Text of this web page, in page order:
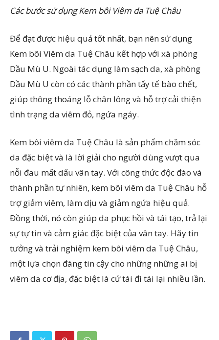
Các bước sử dụng Kem bôi Viêm da Tuệ Châu
Để đạt được hiệu quả tốt nhất, bạn nên sử dụng
Kem bôi Viêm da Tuệ Châu kết hợp với xà phòng
Dầu Mù U. Ngoài tác dụng làm sạch da, xà phòng
Dầu Mù U còn có các thành phần tẩy tế bào chết,
giúp thông thoáng lỗ chân lông và hỗ trợ cải thiện
tình trạng da viêm đỏ, ngứa ngáy.
Kem bôi viêm da Tuệ Châu là sản phẩm chăm sóc
da đặc biệt và là lời giải cho người dùng vượt qua
nỗi đau mất dấu vân tay. Với công thức độc đáo và
thành phần tự nhiên, kem bôi viêm da Tuệ Châu hỗ
trợ giảm viêm, làm dịu và giảm ngứa hiệu quả.
Đồng thời, nó còn giúp da phục hồi và tái tạo, trả lại
sự tự tin và cảm giác đặc biệt của vân tay. Hãy tin
tưởng và trải nghiệm kem bôi viêm da Tuệ Châu,
một lựa chọn đáng tin cậy cho những những ai bị
viêm da cơ địa, đặc biệt là cứ tái đi tái lại nhiều lần.